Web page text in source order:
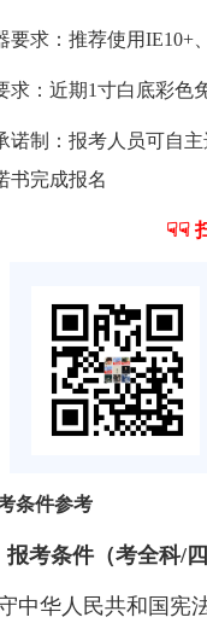
要求：推荐使用IE10+
求：近期1寸白底彩色
诺制：报考人员可自
书完成报名
☟☟
条件参考
报考条件（考全科/四
中华人民共和国宪